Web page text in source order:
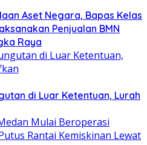
Aset Negara, Bapas Kelas
Penjualan BMN
Raya
di Luar Ketentuan, Lurah